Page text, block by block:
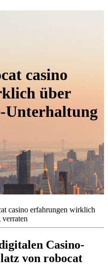
casino
über
Unterhaltung
casino erfahrungen wirklich
Casino-
von robocat